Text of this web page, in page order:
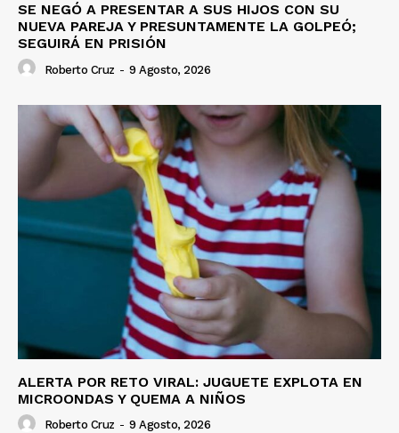
SE NEGÓ A PRESENTAR A SUS HIJOS CON SU
NUEVA PAREJA Y PRESUNTAMENTE LA GOLPEÓ;
SEGUIRÁ EN PRISIÓN
Roberto Cruz - 9 Agosto, 2026
ALERTA POR RETO VIRAL: JUGUETE EXPLOTA EN
MICROONDAS Y QUEMA A NIÑOS
Roberto Cruz - 9 Agosto, 2026